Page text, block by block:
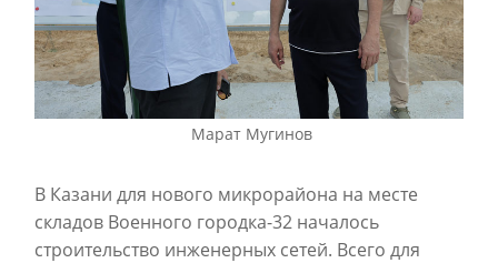
Марат Мугинов
В Казани для нового микрорайона на месте
складов Военного городка-32 началось
строительство инженерных сетей. Всего для